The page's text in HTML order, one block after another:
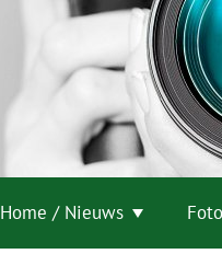
Home / Nieuws